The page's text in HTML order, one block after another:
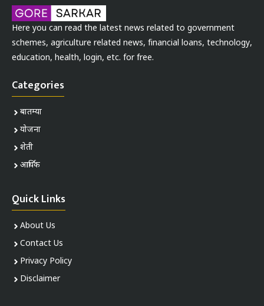
Here you can read the latest news related to government
schemes, agriculture related news, financial loans, technology,
education, health, login, etc. for free.
Categories
बातम्या
योजना
शेती
आर्थिक
Quick Links
About Us
Contact Us
Privacy Policy
Disclaimer